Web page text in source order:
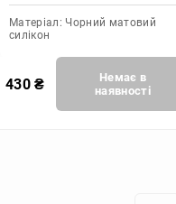
Матеріал: Чорний матовий
силікон
430₴
Немає в
наявності